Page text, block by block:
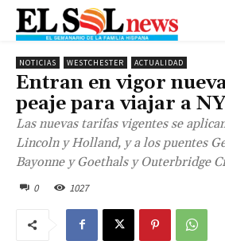
NOTICIAS WESTCHESTER ACTUALIDAD
Entran en vigor
peaje para viajar a
Las nuevas tarifas vigentes se
Lincoln y Holland, y a los puentes
Bayonne y Goethals y Outerbridge
0 1027